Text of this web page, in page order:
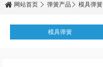
网站首页 弹簧产品 模具弹簧
模具弹簧